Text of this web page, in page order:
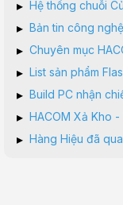
▸ Hệ thống chuỗi
▸ Bản tin công
▸ Chuyên mục
▸ List sản phẩm
▸ Build PC nhận
▸ HACOM Xả Kho -
▸ Hàng Hiệu đã